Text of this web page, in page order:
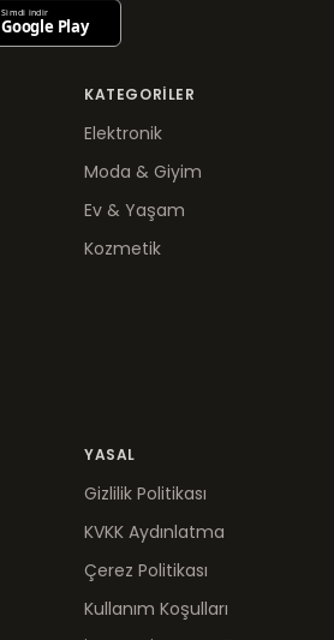
KATEGORILER
Elektronik
Moda & Giyim
Ev & Yaşam
Kozmetik
YASAL
Gizlilik Politikası
KVKK Aydınlatma
Çerez Politikası
Kullanım Koşulları